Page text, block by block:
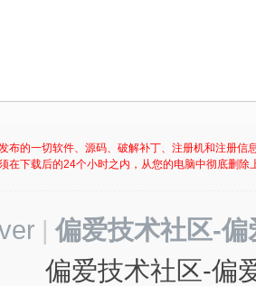
布的一切软件、源码、破解补丁、注册机和注册
在下载后的24个小时之内，从您的电脑中彻底删
| 偏爱技术社区-
偏爱技术社区-偏